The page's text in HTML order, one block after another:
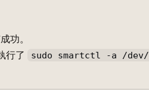
功。
行了
sudo smartctl -a /